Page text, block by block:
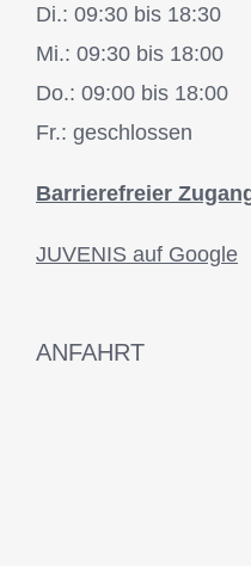
Di.: 09:30 bis 18:30
Mi.: 09:30 bis 18:00
Do.: 09:00 bis 18:00
Fr.: geschlossen
Barrierefreier
JUVENIS auf Google
ANFAHRT